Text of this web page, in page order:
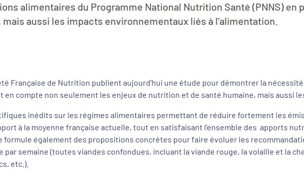
alimentaires du Programme National Nutrition Santé (PNNS)
aussi les impacts environnementaux liés à l’alimentation.
Française de Nutrition publient aujourd’hui une étude pour démontrer la
compte non seulement les enjeux de nutrition et de santé humaine, mais aussi
inédits sur les régimes alimentaires permettant de réduire fortement les
à la moyenne française actuelle, tout en satisfaisant l’ensemble des apports
formule également des propositions concrètes pour faire évoluer les
par semaine (toutes viandes confondues, incluant la viande rouge, la volaille et la
etc.).